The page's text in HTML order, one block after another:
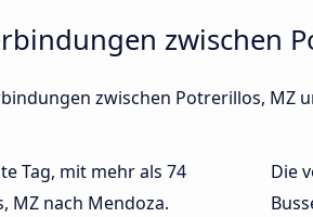
zwischen
zwischen Potrerillos, MZ
Tag, mit mehr als 74
MZ nach Mendoza.
Die